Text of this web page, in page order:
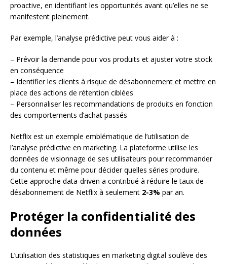
proactive, en identifiant les opportunités avant qu’elles ne se
manifestent pleinement.
Par exemple, l’analyse prédictive peut vous aider à :
– Prévoir la demande pour vos produits et ajuster votre stock
en conséquence
– Identifier les clients à risque de désabonnement et mettre en
place des actions de rétention ciblées
– Personnaliser les recommandations de produits en fonction
des comportements d’achat passés
Netflix est un exemple emblématique de l’utilisation de
l’analyse prédictive en marketing. La plateforme utilise les
données de visionnage de ses utilisateurs pour recommander
du contenu et même pour décider quelles séries produire.
Cette approche data-driven a contribué à réduire le taux de
désabonnement de Netflix à seulement 2-3% par an.
Protéger la confidentialité des
données
L’utilisation des statistiques en marketing digital soulève des